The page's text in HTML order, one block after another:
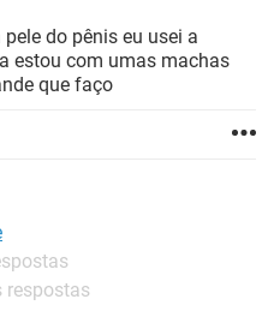
do pênis eu usei a
estou com umas machas
que faço
respostas